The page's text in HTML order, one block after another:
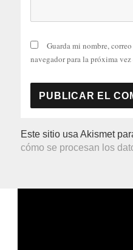
Guarda mi nombre,
navegador para la próxima
Este sitio usa Akismet
cómo se procesan los